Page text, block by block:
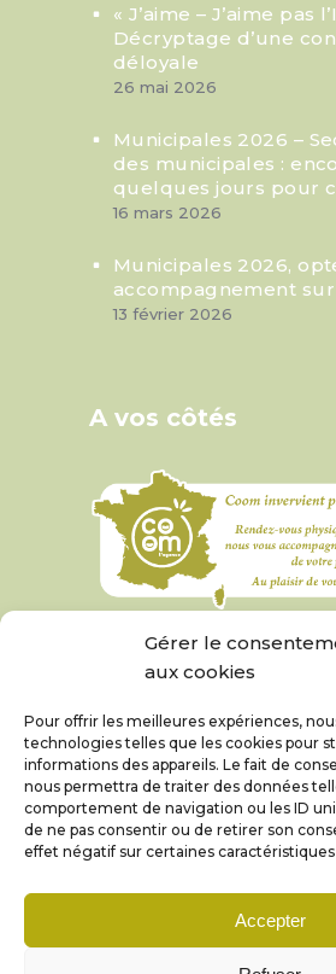
Gérer le
aux cookies
Pour offrir les meilleures expériences,
technologies telles que les cookies pour
informations des appareils. Le fait de
nous permettra de traiter des données
comportement de navigation ou les ID
de ne pas consentir ou de retirer son
effet négatif sur certaines
Accepter
« J’aime – J’aime pas
Décryptage d’une
déloyale
26 mai 2026
Municipales 2026 –
des municipales :
quelques jours pour
16 mars 2026
Municipales 2026,
accompagnement
13 février 2026
A vos côtés
© Coom 2019 – 2026 |